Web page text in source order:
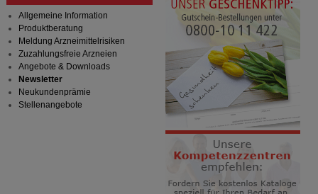
Allgemeine Information
Produktberatung
Meldung Arzneimittelrisiken
Zuzahlungsfreie Arzneien
Angebote & Downloads
Newsletter
Neukundenprämie
Stellenangebote